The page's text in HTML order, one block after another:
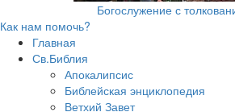
Богослужение с
Как нам помочь?
Главная
Св.Библия
Апокалипсис
Библейская энциклопедия
Ветхий Завет